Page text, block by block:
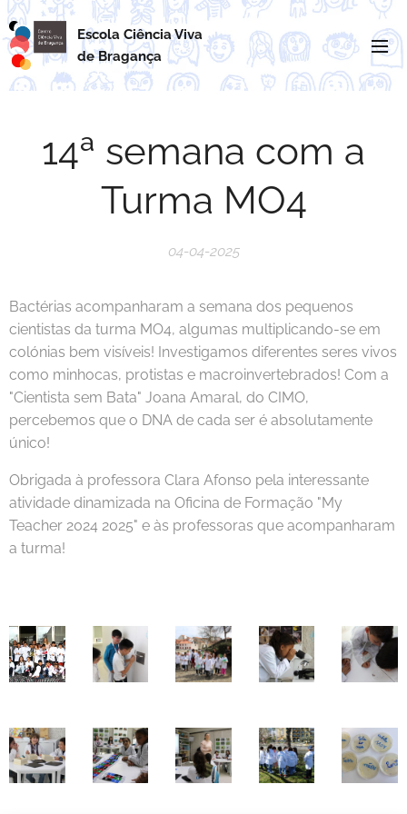
Escola Ciência Viva
deBragança
14ª semana com a
Turma MO4
04-04-2025
Bactérias acompanharam a semana dos pequenos
cientistas da turma MO4, algumas multiplicando-se em
colónias bem visíveis! Investigamos diferentes seres vivos
como minhocas, protistas e macroinvertebrados! Com a
"Cientista sem Bata" Joana Amaral, do CIMO,
percebemos que o DNA de cada ser é absolutamente
único!
Obrigada à professora Clara Afonso pela interessante
atividade dinamizada na Oficina de Formação "My
Teacher 2024 2025" e às professoras que acompanharam
a turma!